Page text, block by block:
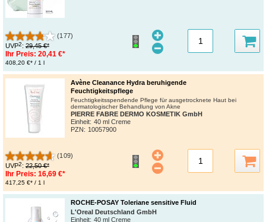
(177)
UVP2: 29,45 €*
Ihr Preis: 20,41 €*
408,20 €* / 1 l
Avène Cleanance Hydra beruhigende
Feuchtigkeitspflege
Feuchtigkeitsspendende Pflege für ausgetrocknete Haut bei
dermatologischer Behandlung von Akne
PIERRE FABRE DERMO KOSMETIK GmbH
Einheit: 40 ml Creme
PZN: 10057900
(109)
UVP2: 22,50 €*
Ihr Preis: 16,69 €*
417,25 €* / 1 l
ROCHE-POSAY Toleriane sensitive Fluid
L'Oreal Deutschland GmbH
Einheit: 40 ml Creme